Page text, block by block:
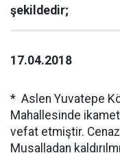
şekildedir;
17.04.2018
* Aslen Yuvatepe
Mahallesinde
vefat etmiştir.
Musalladan